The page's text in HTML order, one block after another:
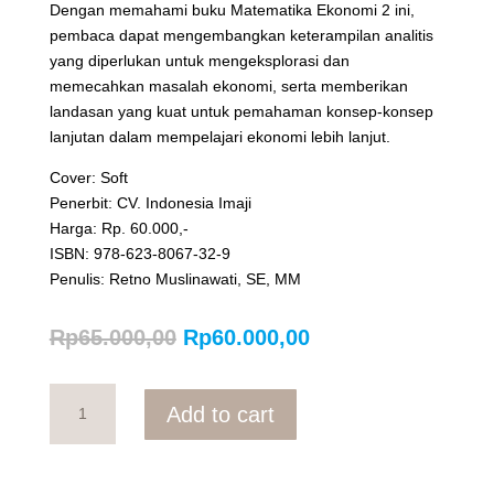
Dengan memahami buku Matematika Ekonomi 2 ini,
pembaca dapat mengembangkan keterampilan analitis
yang diperlukan untuk mengeksplorasi dan
memecahkan masalah ekonomi, serta memberikan
landasan yang kuat untuk pemahaman konsep-konsep
lanjutan dalam mempelajari ekonomi lebih lanjut.
Cover: Soft
Penerbit: CV. Indonesia Imaji
Harga: Rp. 60.000,-
ISBN: 978-623-8067-32-9
Penulis: Retno Muslinawati, SE, MM
Rp65.000,00 Original
was:
Rp65.000,00.
Rp60.000,00Current
MATEMATIKA
EKONOMI
2
Add to cart